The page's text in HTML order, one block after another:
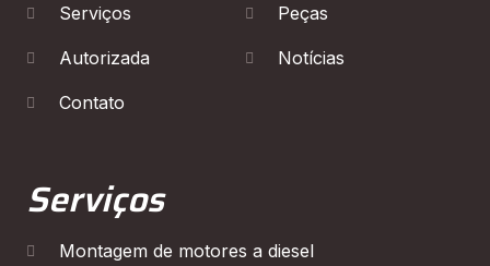
Serviços Peças
Autorizada Notícias
Contato
Serviços
Montagem de motores a diesel